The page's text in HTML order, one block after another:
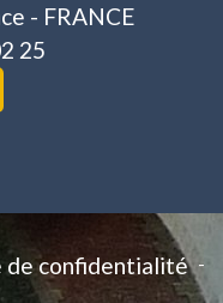
- FRANCE
25
de confidentialité -